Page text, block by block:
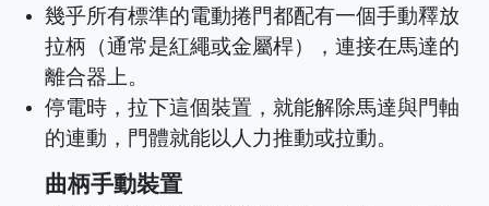
幾乎所有標準的電動捲門都配有一個手動釋放
拉柄（通常是紅繩或金屬桿），連接在馬達的
離合器上。
停電時，拉下這個裝置，就能解除馬達與門軸
的連動，門體就能以人力推動或拉動。
曲柄手動裝置